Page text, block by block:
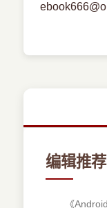
编辑推荐
《Android